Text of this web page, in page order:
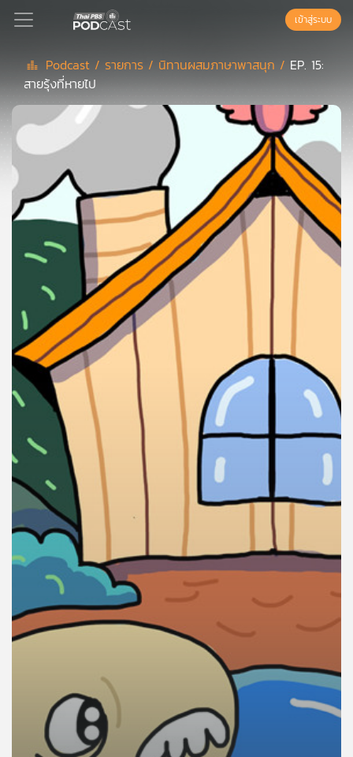
Podcast
เพล
ลิ
สต์
แนะนำ
สต์
ของ
คุณ
บทความ
ข่าว
และ
กิจกรรม
เกี่ยว
กับ
เข้าสู่ระบบ
Podcast / รายการ / นิทานผสมภาษาพาสนุก / EP. 15:
สายรุ้งที่หายไป